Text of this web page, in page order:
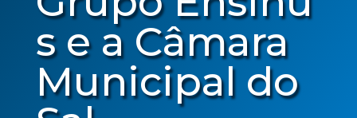
s e a Câmara
Municipal do